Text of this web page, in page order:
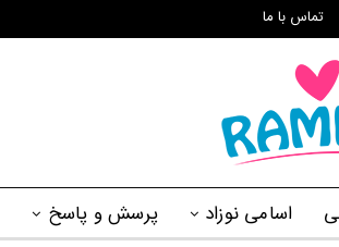
تماس با ما
اسامی نوزاد پرسش و پاسخ